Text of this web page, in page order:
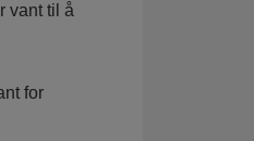
vant til å
for